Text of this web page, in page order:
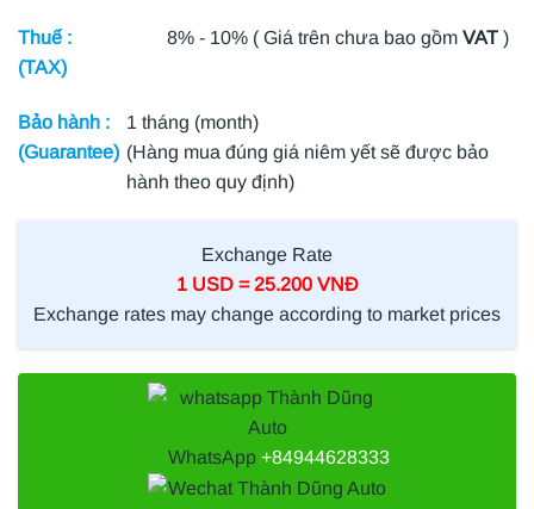
Thuế :
(TAX)
8% - 10% ( Giá trên chưa bao gồmVAT )
Bảo hành :
(Guarantee)
1 tháng (month)
(Hàng mua đúng giá niêm yết sẽ được bảo
hành theo quy định)
Exchange Rate
1 USD = 25.200 VNĐ
Exchange rates may change according to market prices
WhatsApp +84944628333